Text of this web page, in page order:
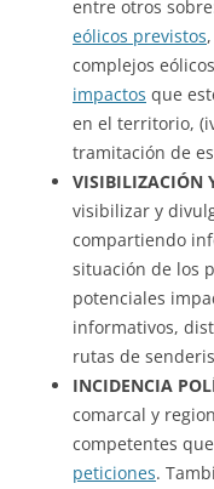
entre otros
eólicos previstos
complejos
impactos que
en el territorio,
tramitación de
VISIBILIZACIÓN
visibilizar y
compartiendo
situación de los
potenciales
informativos,
rutas de
INCIDENCIA
comarcal y
competentes
peticiones.